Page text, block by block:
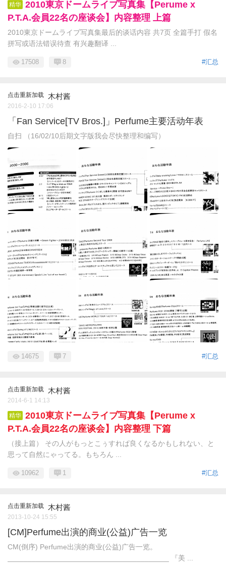
精华 2010東京ドームライブ写真集【Perume x
P.T.A.会員22名の座谈会】内容整理 上篇
2010東京ドームライブ写真集最后的谈话内容 共7页 全篇手打 假名
拼写或语法错误待查 有兴趣翻译 ...
#汇总
17508 8
点击重新加载 木村酱
2016-2-10 17:06
「Fan Service[TV Bros.]」Perfume主要活动年表
自扫 （16/02/10后期文字版我会尽快整理和编写）
10图
#汇总
14675 7
点击重新加载 木村酱
2014-6-1 14:13
精华 2010東京ドームライブ写真集【Perume x
P.T.A.会員22名の座谈会】内容整理 下篇
（接上篇） その人がもっとこぅすれぱ良くなるかもしれない、と
思って自然にゃってる。もちろん ...
#汇总
10962 1
点击重新加载 木村酱
2013-10-24 15:55
[CM]Perfume出演的商业(公益)广告一览
CM(倒序) Perfume出演的商业(公益)广告一览。
________________________________________ 『美 ...